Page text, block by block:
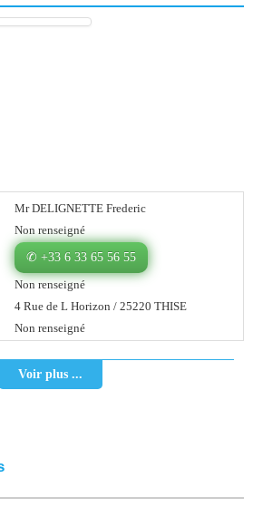
?
Société ?
Mr DELIGNETTE Frederic
Non renseigné
✆ +33 6 33 65 56 55
Non renseigné
4 Rue de L Horizon / 25220 THISE
Non renseigné
Voir plus ...